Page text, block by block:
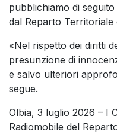
pubblichiamo di
dal Reparto Territoriale
«Nel rispetto dei diritti
presunzione di
e salvo ulteriori
segue.
Olbia, 3 luglio 2026 – I
Radiomobile del